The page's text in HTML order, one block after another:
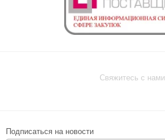
Свяжитесь с нами
Подписаться на новости